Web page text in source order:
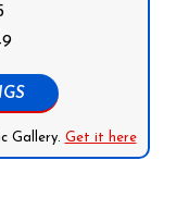
Gallery. Get it here